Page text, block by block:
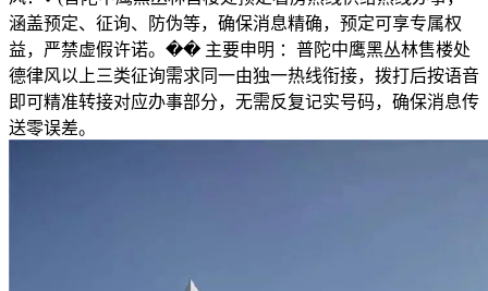
涵盖预定、征询、防伪等，确保消息精确，预定可享专属权
益，严禁虚假许诺。�� 主要申明 ：普陀中鹰黑丛林售楼处
德律风以上三类征询需求同一由独一热线衔接，拨打后按语音
即可精准转接对应办事部分，无需反复记实号码，确保消息传
送零误差。